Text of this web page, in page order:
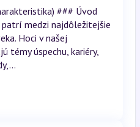
### Úvod
medzi najdôležitejšie
Hoci v našej
témy úspechu, kariéry,